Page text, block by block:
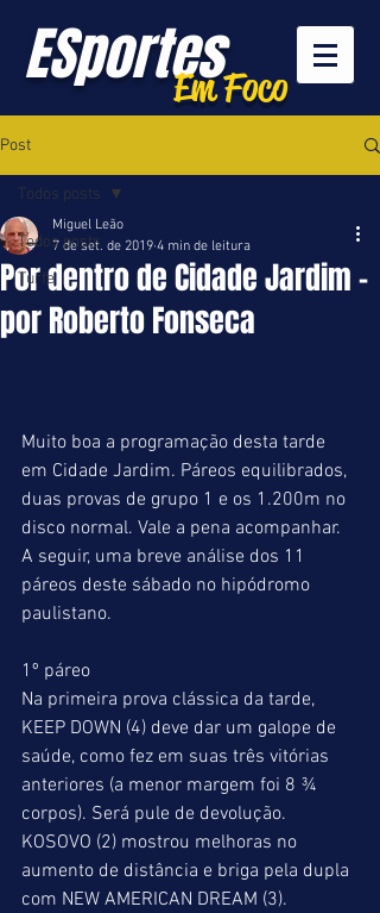
ESportesEm Foco
Post
Todos posts
Turfe
Todos posts
Por dentro de Cidade Jardim -
por Roberto Fonseca
Miguel Leão
7 de set. de 2019 4 min de leitura
Muito boa a programação desta tarde
em Cidade Jardim. Páreos equilibrados,
duas provas de grupo 1 e os 1.200m no
disco normal. Vale a pena acompanhar.
A seguir, uma breve análise dos 11
páreos deste sábado no hipódromo
paulistano.
1º páreo
Na primeira prova clássica da tarde,
KEEP DOWN (4) deve dar um galope de
saúde, como fez em suas três vitórias
anteriores (a menor margem foi 8 ¾
corpos). Será pule de devolução.
KOSOVO (2) mostrou melhoras no
aumento de distância e briga pela dupla
com NEW AMERICAN DREAM (3).